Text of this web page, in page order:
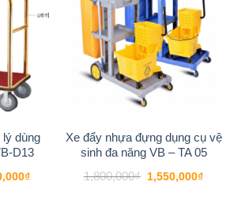
lý dùng
D13
₫Giá
Xe đẩy nhựa đựng dụng cụ vệ
sinh đa năng VB – TA 05
1,800,000₫
Giá
gốc
1,550,000₫Giá